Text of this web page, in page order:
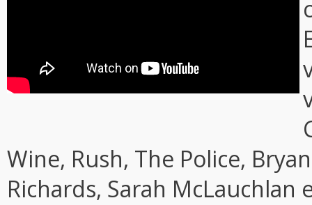
Wine, Rush, The Police,
Richards, Sarah McLauchlan